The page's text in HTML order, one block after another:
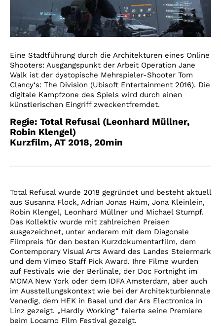
Eine Stadtführung durch die Architekturen eines Online
Shooters: Ausgangspunkt der Arbeit Operation Jane
Walk ist der dystopische Mehrspieler-Shooter Tom
Clancy‘s: The Division (Ubisoft Entertainment 2016). Die
digitale Kampfzone des Spiels wird durch einen
künstlerischen Eingriff zweckentfremdet.
Regie: Total Refusal (Leonhard Müllner,
Robin Klengel)
Kurzfilm, AT 2018, 20min
Total Refusal wurde 2018 gegründet und besteht aktuell
aus Susanna Flock, Adrian Jonas Haim, Jona Kleinlein,
Robin Klengel, Leonhard Müllner und Michael Stumpf.
Das Kollektiv wurde mit zahlreichen Preisen
ausgezeichnet, unter anderem mit dem Diagonale
Filmpreis für den besten Kurzdokumentarfilm, dem
Contemporary Visual Arts Award des Landes Steiermark
und dem Vimeo Staff Pick Award. Ihre Filme wurden
auf Festivals wie der Berlinale, der Doc Fortnight im
MOMA New York oder dem IDFA Amsterdam, aber auch
im Ausstellungskontext wie bei der Architekturbiennale
Venedig, dem HEK in Basel und der Ars Electronica in
Linz gezeigt. „Hardly Working“ feierte seine Premiere
beim Locarno Film Festival gezeigt.